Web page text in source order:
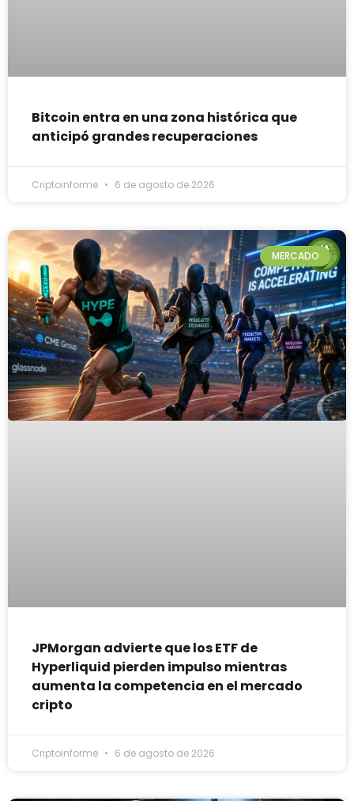
Bitcoin entra en una zona histórica que
anticipó grandes recuperaciones
Criptoinforme 6 de agosto de 2026
MERCADO
JPMorgan advierte que los ETF de
Hyperliquid pierden impulso mientras
aumenta la competencia en el mercado
cripto
Criptoinforme 6 de agosto de 2026